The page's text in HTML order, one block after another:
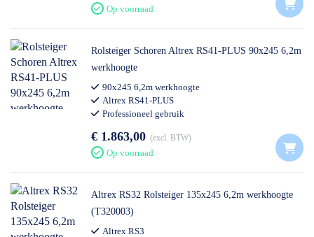
Op voorraad
Rolsteiger Schoren Altrex RS41-PLUS 90x245 6,2m
werkhoogte
90x245 6,2m werkhoogte
Altrex RS41-PLUS
Professioneel gebruik
€ 1.863,00 excl. BTW
Op voorraad
Altrex RS32 Rolsteiger 135x245 6,2m werkhoogte
(T320003)
Altrex RS3